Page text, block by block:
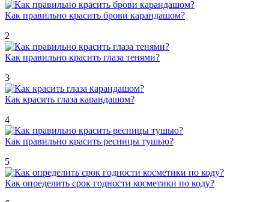
Как правильно красить брови карандашом?
2
Как правильно красить глаза тенями?
3
Как красить глаза карандашом?
4
Как правильно красить ресницы тушью?
5
Как определить срок годности косметики по коду?